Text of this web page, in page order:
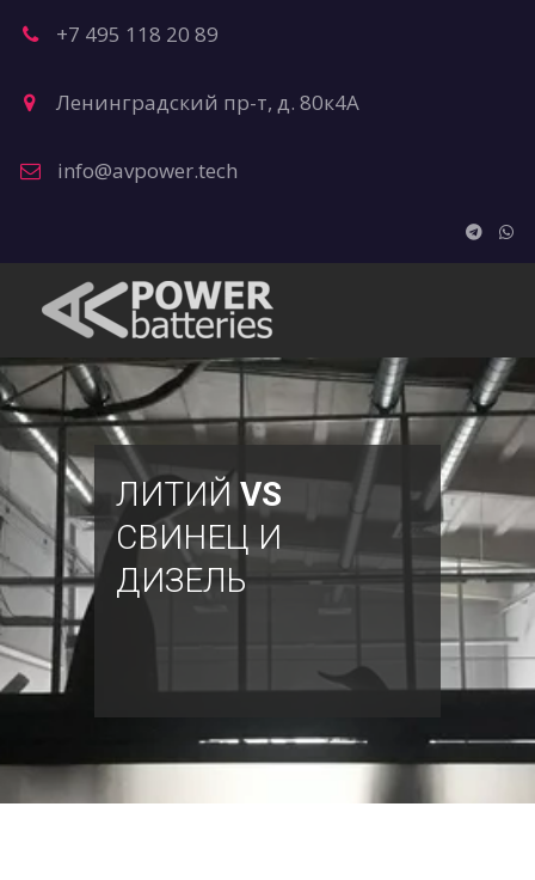
+7 495 118 20 89
Ленинградский пр-т, д. 80к4А
info@avpower.tech
ЛИТИЙ VS
СВИНЕЦ И
ДИЗЕЛЬ